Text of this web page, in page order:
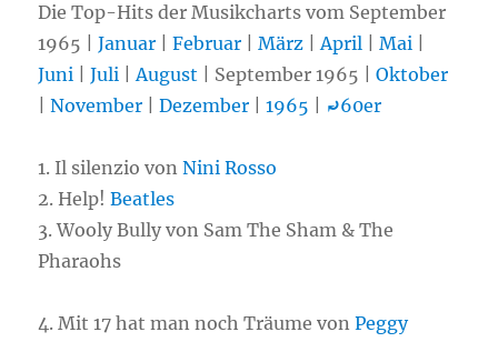
Die Top-Hits der Musikcharts vom September
1965 |Januar |Februar |März |April |Mai
Juni |Juli |August | September 1965 |Oktober
|November |Dezember |1965 ⤾60er
1. Il silenzio vonNini Rosso
2. Help!Beatles
3. Wooly Bully von Sam The Sham & The
Pharaohs
4. Mit 17 hat man noch Träume vonPeggy